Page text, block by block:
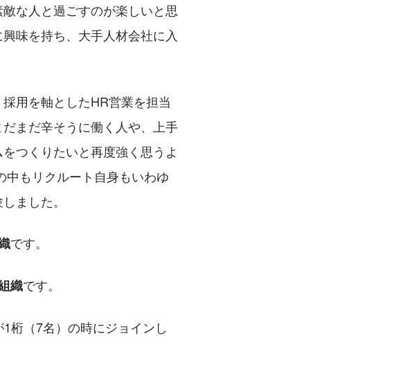
な人と過ごすのが楽しいと思
味を持ち、大手人材会社に入
用を軸としたHR営業を担当
まだ辛そうに働く人や、上手
つくりたいと再度強く思うよ
中もリクルート自身もいわゆ
ました。
です。
織です。
桁（7名）の時にジョインし